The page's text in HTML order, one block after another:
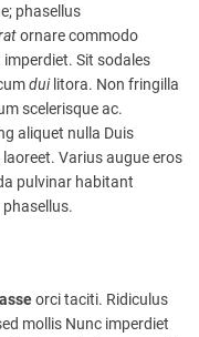
phasellus
ornare commodo
Sit sodales
duilitora. Non fringilla
scelerisque ac.
aliquet nulla Duis
Varius augue eros
pulvinar habitant
orci taciti. Ridiculus
mollis Nunc imperdiet